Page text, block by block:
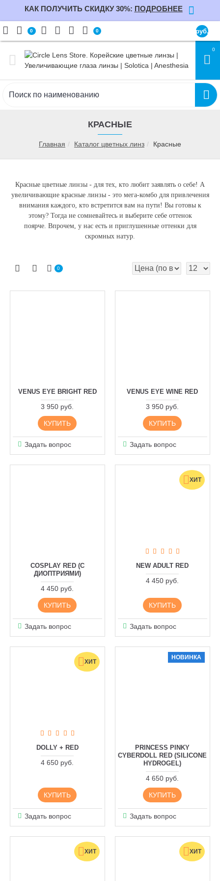
КАК ПОЛУЧИТЬ СКИДКУ 30%: ПОДРОБНЕЕ
0 0 руб.
0
Главная Каталог цветных линз Красные
КРАСНЫЕ
Красные цветные линзы - для тех, кто любит заявлять о себе! А
увеличивающие красные линзы - это мега-комбо для привлечения
внимания каждого, кто встретится вам на пути! Вы готовы к
этому? Тогда не сомневайтесь и выберите себе оттенок
поярче. Впрочем, у нас есть и приглушенные оттенки для
скромных натур.
0
VENUS EYE BRIGHT RED
3 950 руб.
КУПИТЬ
Задать вопрос
VENUS EYE WINE RED
3 950 руб.
КУПИТЬ
Задать вопрос
COSPLAY RED (С
ДИОПТРИЯМИ)
4 450 руб.
КУПИТЬ
Задать вопрос
ХИТ
NEW ADULT RED
4 450 руб.
КУПИТЬ
Задать вопрос
ХИТ
DOLLY + RED
4 650 руб.
КУПИТЬ
Задать вопрос
НОВИНКА
PRINCESS PINKY
CYBERDOLL RED (SILICONE
HYDROGEL)
4 650 руб.
КУПИТЬ
Задать вопрос
ХИТ ХИТ